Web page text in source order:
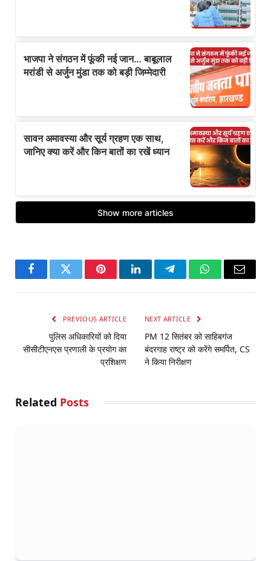
FacebookTwitter PinterestLinkedInTelegramWhatsApp
Email
PREVIOUS ARTICLE
पुलिस अधिकारियों को दिया
सीसीटीएनएस प्रणाली के प्रयोग का
प्रशिक्षण
NEXT ARTICLE
PM 12 सितंबर को साहिबगंज
बंदरगाह राष्ट्र को करेंगे समर्पित, CS
ने किया निरीक्षण
Related Posts